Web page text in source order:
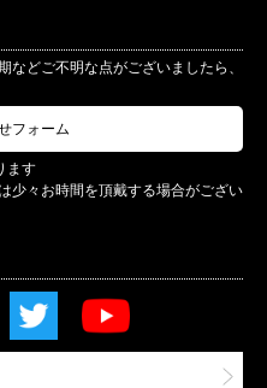
どご不明な点がございましたら、
フォーム
ます
少々お時間を頂戴する場合がござい